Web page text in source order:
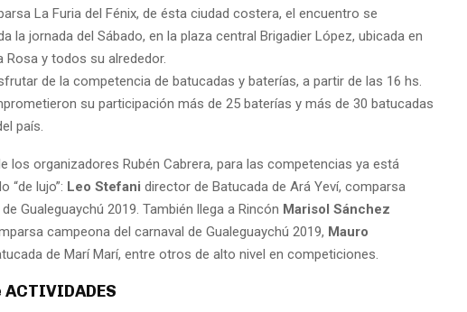
La Furia del Fénix, de ésta ciudad costera, el encuentro se
la jornada del Sábado, en la plaza central Brigadier López, ubicada en
Rosa y todos su alrededor.
de la competencia de batucadas y baterías, a partir de las 16 hs.
su participación más de 25 baterías y más de 30 batucadas
país.
los organizadores Rubén Cabrera, para las competencias ya está
“de lujo”: Leo Stefani director de Batucada de Ará Yeví, comparsa
Gualeguaychú 2019. También llega a Rincón Marisol Sánchez
campeona del carnaval de Gualeguaychú 2019, Mauro
de Marí Marí, entre otros de alto nivel en competiciones.
ACTIVIDADES